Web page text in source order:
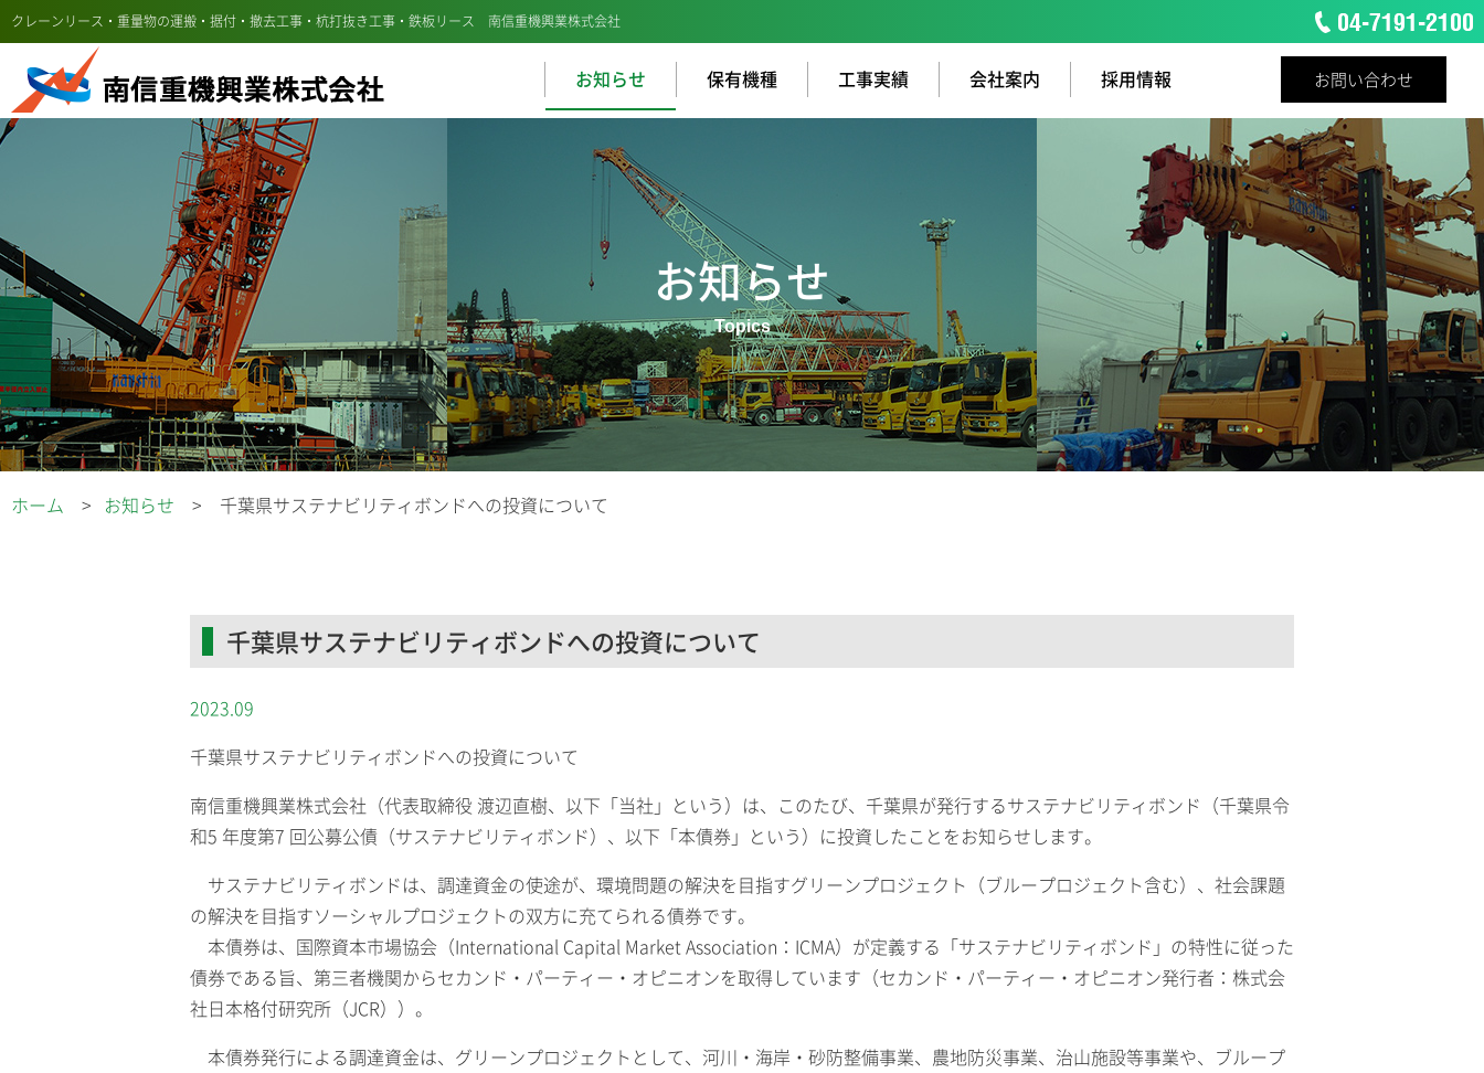
クレーンリース・重量物の運搬・据付・撤去工事・杭打抜き工事・鉄板リース 南信重機興業株式会社
お知らせ 保有機種 工事実績 会社案内 採用情報 お問い合わせ
お知らせ
ホーム お知らせ 千葉県サステナビリティボンドへの投資について
千葉県サステナビリティボンドへの投資について
2023.09
千葉県サステナビリティボンドへの投資について
南信重機興業株式会社（代表取締役 渡辺直樹、以下「当社」という）は、このたび、千葉県が発行するサステナビリティボンド（千葉県令
和5 年度第7 回公募公債（サステナビリティボンド）、以下「本債券」という）に投資したことをお知らせします。
サステナビリティボンドは、調達資金の使途が、環境問題の解決を目指すグリーンプロジェクト（ブループロジェクト含む）、社会課題
の解決を目指すソーシャルプロジェクトの双方に充てられる債券です。
本債券は、国際資本市場協会（International Capital Market Association：ICMA）が定義する「サステナビリティボンド」の特性に従った
債券である旨、第三者機関からセカンド・パーティー・オピニオンを取得しています（セカンド・パーティー・オピニオン発行者：株式会
社日本格付研究所（JCR））。
本債券発行による調達資金は、グリーンプロジェクトとして、河川・海岸・砂防整備事業、農地防災事業、治山施設等事業や、ブループ